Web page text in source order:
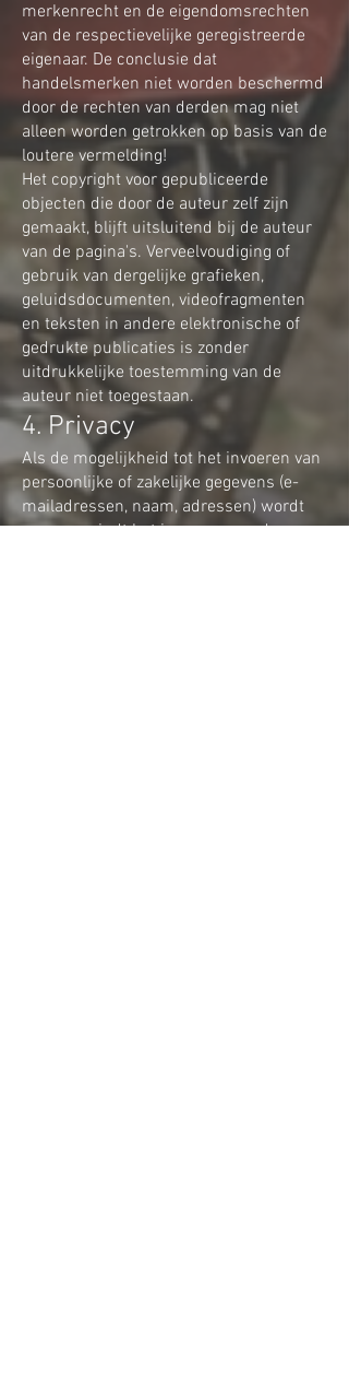
merkenrecht en de eigendomsrechten
van de respectievelijke geregistreerde
eigenaar. De conclusie dat
handelsmerken niet worden beschermd
door de rechten van derden mag niet
alleen worden getrokken op basis van de
loutere vermelding!
Het copyright voor gepubliceerde
objecten die door de auteur zelf zijn
gemaakt, blijft uitsluitend bij de auteur
van de pagina's. Verveelvoudiging of
gebruik van dergelijke grafieken,
geluidsdocumenten, videofragmenten
en teksten in andere elektronische of
gedrukte publicaties is zonder
uitdrukkelijke toestemming van de
auteur niet toegestaan.
4. Privacy
Als de mogelijkheid tot het invoeren van
persoonlijke of zakelijke gegevens (e-
mailadressen, naam, adressen) wordt
gegeven, vindt het invoeren van deze